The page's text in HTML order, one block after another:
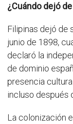
¿Cuándo dejó
Filipinas dejó de
junio de 1898,
declaró la
de dominio
presencia
incluso después
La colonización